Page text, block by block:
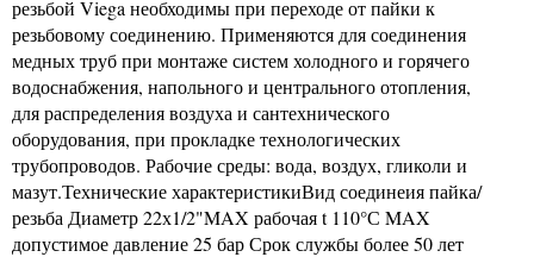
резьбой Viega необходимы при переходе от пайки к
резьбовому соединению. Применяются для соединения
медных труб при монтаже систем холодного и горячего
водоснабжения, напольного и центрального отопления,
для распределения воздуха и сантехнического
оборудования, при прокладке технологических
трубопроводов. Рабочие среды: вода, воздух, гликоли и
мазут.Технические характеристикиВид соединеия пайка/
резьба Диаметр 22х1/2"MAX рабочая t 110°С MAX
допустимое давление 25 бар Срок службы более 50 лет